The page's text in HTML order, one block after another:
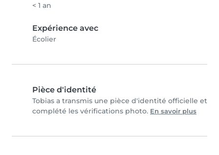
< 1 an
Expérience avec
Écolier
Pièce d'identité
Tobias a transmis une pièce d'identité officielle et
complété les vérifications photo. En savoir plus